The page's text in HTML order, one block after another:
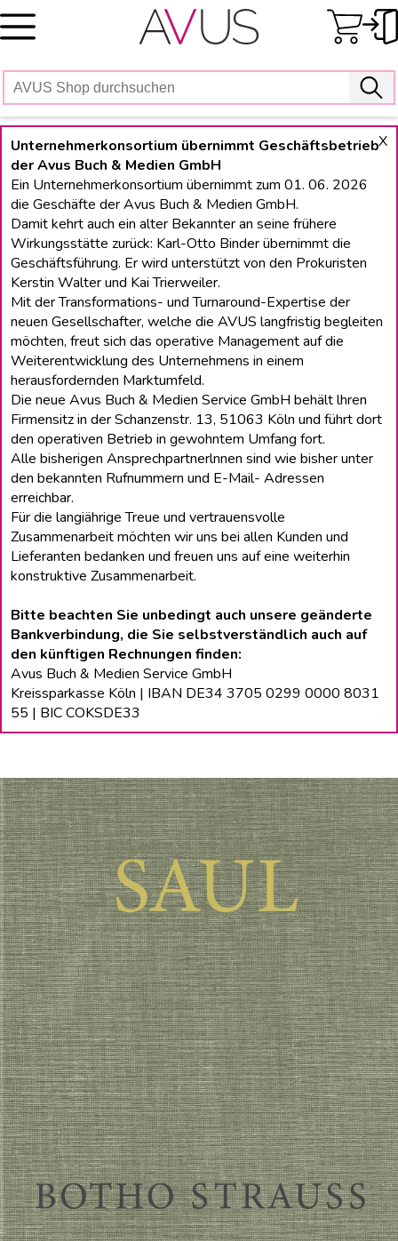
Skip
to
X
Unternehmerkonsortium übernimmt Geschäftsbetrieb
der Avus Buch & Medien GmbH
Ein Unternehmerkonsortium übernimmt zum 01. 06. 2026
die Geschäfte der Avus Buch & Medien GmbH.
Damit kehrt auch ein alter Bekannter an seine frühere
Wirkungsstätte zurück: Karl-Otto Binder übernimmt die
Geschäftsführung. Er wird unterstützt von den Prokuristen
Kerstin Walter und Kai Trierweiler.
Mit der Transformations- und Turnaround-Expertise der
neuen Gesellschafter, welche die AVUS langfristig begleiten
möchten, freut sich das operative Management auf die
Weiterentwicklung des Unternehmens in einem
herausfordernden Marktumfeld.
Die neue Avus Buch & Medien Service GmbH behält lhren
Firmensitz in der Schanzenstr. 13, 51063 Köln und führt dort
den operativen Betrieb in gewohntem Umfang fort.
Alle bisherigen Ansprechpartnerlnnen sind wie bisher unter
den bekannten Rufnummern und E-Mail- Adressen
erreichbar.
Für die langiährige Treue und vertrauensvolle
Zusammenarbeit möchten wir uns bei allen Kunden und
Lieferanten bedanken und freuen uns auf eine weiterhin
konstruktive Zusammenarbeit.
Bitte beachten Sie unbedingt auch unsere geänderte
Bankverbindung, die Sie selbstverständlich auch auf
den künftigen Rechnungen finden:
Avus Buch & Medien Service GmbH
Kreissparkasse Köln | IBAN DE34 3705 0299 0000 8031
55 | BIC COKSDE33